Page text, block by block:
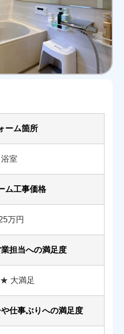
ーム箇所
浴室
ム工事価格
万円
担当への満足度
大満足
仕事ぶりへの満足度